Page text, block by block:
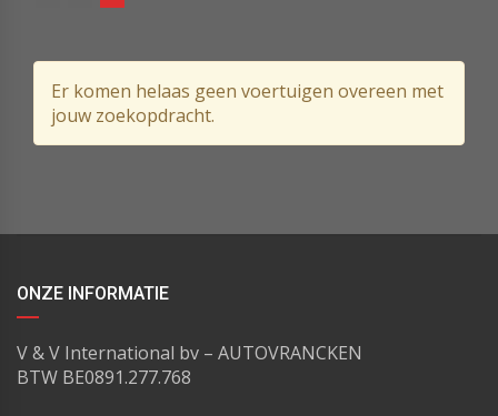
Er komen helaas geen voertuigen overeen met
jouw zoekopdracht.
ONZE INFORMATIE
V & V International bv – AUTOVRANCKEN
BTW BE0891.277.768